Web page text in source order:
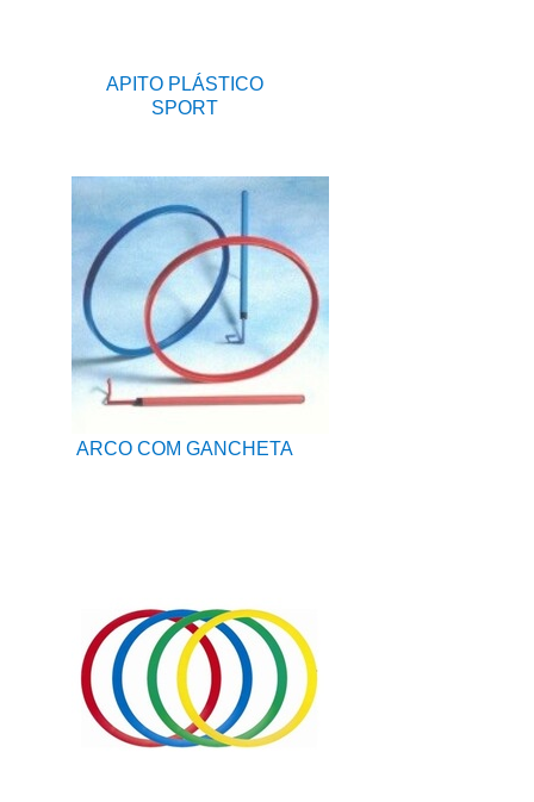
APITO PLÁSTICO
SPORT
ARCO COM GANCHETA